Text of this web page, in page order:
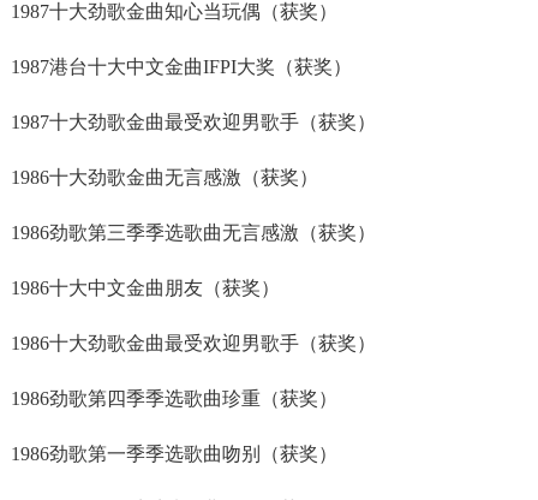
1987十大劲歌金曲知心当玩偶（获奖）
1987港台十大中文金曲IFPI大奖（获奖）
1987十大劲歌金曲最受欢迎男歌手（获奖）
1986十大劲歌金曲无言感激（获奖）
1986劲歌第三季季选歌曲无言感激（获奖）
1986十大中文金曲朋友（获奖）
1986十大劲歌金曲最受欢迎男歌手（获奖）
1986劲歌第四季季选歌曲珍重（获奖）
1986劲歌第一季季选歌曲吻别（获奖）